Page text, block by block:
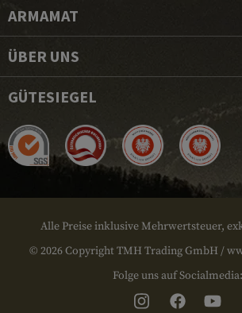
ARMAMAT
ÜBER UNS
GÜTESIEGEL
Alle Preise inklusive Mehrwertsteuer,
© 2026 Copyright TMH Trading GmbH /
Folge uns auf Socialmedia: